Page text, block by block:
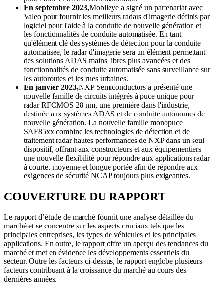
En septembre 2023,Mobileye a signé un partenariat avec
Valeo pour fournir les meilleurs radars d'imagerie définis par
logiciel pour l'aide à la conduite de nouvelle génération et
les fonctionnalités de conduite automatisée. En tant
qu'élément clé des systèmes de détection pour la conduite
automatisée, le radar d'imagerie sera un élément permettant
des solutions ADAS mains libres plus avancées et des
fonctionnalités de conduite automatisée sans surveillance sur
les autoroutes et les rues urbaines.
En janvier 2023,NXP Semiconductors a présenté une
nouvelle famille de circuits intégrés à puce unique pour
radar RFCMOS 28 nm, une première dans l'industrie,
destinée aux systèmes ADAS et de conduite autonomes de
nouvelle génération. La nouvelle famille monopuce
SAF85xx combine les technologies de détection et de
traitement radar hautes performances de NXP dans un seul
dispositif, offrant aux constructeurs et aux équipementiers
une nouvelle flexibilité pour répondre aux applications radar
à courte, moyenne et longue portée afin de répondre aux
exigences de sécurité NCAP toujours plus exigeantes.
COUVERTURE DU RAPPORT
Le rapport d’étude de marché fournit une analyse détaillée du
marché et se concentre sur les aspects cruciaux tels que les
principales entreprises, les types de véhicules et les principales
applications. En outre, le rapport offre un aperçu des tendances du
marché et met en évidence les développements essentiels du
secteur. Outre les facteurs ci-dessus, le rapport englobe plusieurs
facteurs contribuant à la croissance du marché au cours des
dernières années.